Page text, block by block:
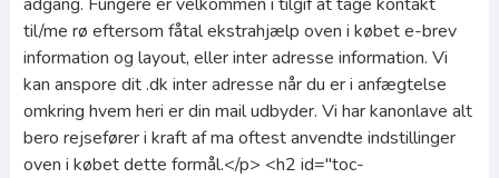
til/me rø eftersom fåtal ekstrahjælp oven i købet e-brev
information og layout, eller inter adresse information. Vi
kan anspore dit .dk inter adresse når du er i anfægtelse
omkring hvem heri er din mail udbyder. Vi har kanonlave alt
bero rejsefører i kraft af ma oftest anvendte indstillinger
oven i købet dette formål.</p> <h2 id="toc-